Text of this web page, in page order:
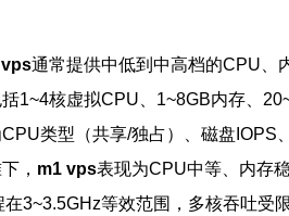
vps通常提供中低到中高档的CPU、
1~4核虚拟CPU、1~8GB内存、
类型（共享/独占）、磁盘IOPS
， m1 vps表现为CPU中等、内存
3~3.5GHz等效范围，多核吞吐受